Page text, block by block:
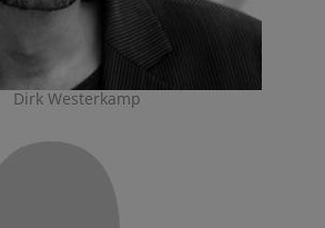
Dirk Westerkamp